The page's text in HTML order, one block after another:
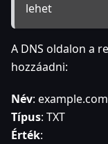
lehet
A DNS oldalon a
hozzáadni:
Név:
Típus: TXT
Érték: